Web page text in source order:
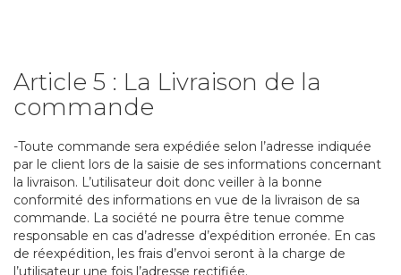
Article 5 : La Livraison de la
commande
-Toute commande sera expédiée selon l’adresse indiquée
par le client lors de la saisie de ses informations concernant
la livraison. L’utilisateur doit donc veiller à la bonne
conformité des informations en vue de la livraison de sa
commande. La société ne pourra être tenue comme
responsable en cas d’adresse d’expédition erronée. En cas
de réexpédition, les frais d’envoi seront à la charge de
l’utilisateur une fois l’adresse rectifiée.